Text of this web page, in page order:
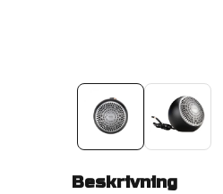
Beskrivning